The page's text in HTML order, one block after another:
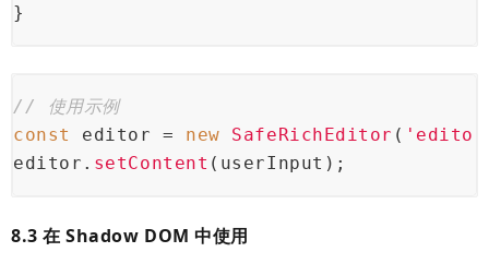
}
// 使用示例
const
editor = new SafeRichEditor (
editor. setContent (userInput);
8.3 在 Shadow DOM 中使用